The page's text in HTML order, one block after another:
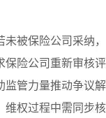
未被保险公司采纳
保险公司重新审核
管力量推动争议
维权过程中需同步